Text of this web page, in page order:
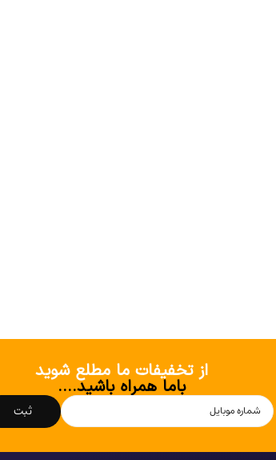
از تخفیفات ما مطلع شوید
باما همراه باشید....
ثبت